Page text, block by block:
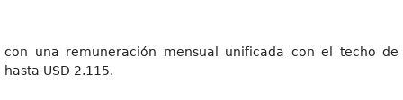
con una remuneración mensual unificada con el techo de
hasta USD 2.115.